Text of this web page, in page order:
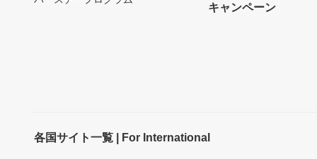
キャンペーン
各国サイト一覧 | For International